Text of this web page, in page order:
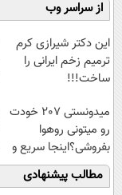
سبک و مقاوم |
پرداخت قسطی
از سراسر وب
این دکتر شیرازی کرم
ترمیم زخم ایرانی را
ساخت!!!
میدونستی 207 خودت
رو میتونی روهوا
بفروشی؟اینجا سریع و
راحت بفروش
مطالب پیشنهادی